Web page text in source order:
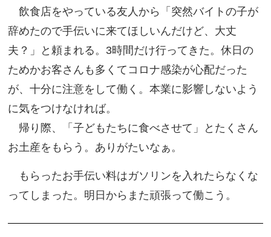
飲食店をやっている友人から「突然バイトの子が
辞めたので手伝いに来てほしいんだけど、大丈
夫？」と頼まれる。3時間だけ行ってきた。休日の
ためかお客さんも多くてコロナ感染が心配だった
が、十分に注意をして働く。本業に影響しないよう
に気をつけなければ。
帰り際、「子どもたちに食べさせて」とたくさん
お土産をもらう。ありがたいなぁ。
もらったお手伝い料はガソリンを入れたらなくな
ってしまった。明日からまた頑張って働こう。